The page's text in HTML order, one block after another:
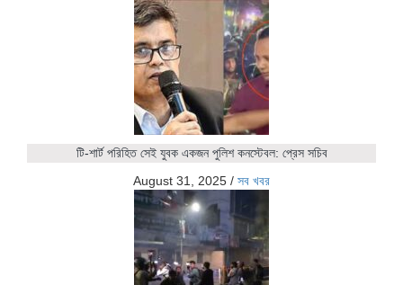
টি-শার্ট পরিহিত সেই যুবক একজন পুলিশ কনস্টেবল: প্রেস সচিব
August 31, 2025 / সব খবর